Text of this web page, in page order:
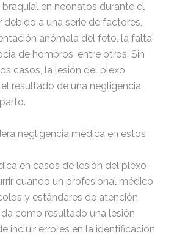
en neonatos durante el
debido a una serie de factores,
anómala del feto, la falta
de hombros, entre otros. Sin
casos, la lesión del plexo
resultado de una negligencia
negligencia médica en estos
en casos de lesión del plexo
cuando un profesional médico
y estándares de atención
como resultado una lesión
incluir errores en la identificación